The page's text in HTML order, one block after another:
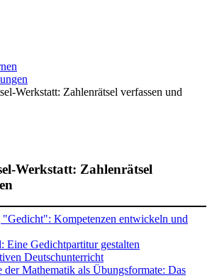
Werkstatt: Zahlenrätsel verfassen und
Werkstatt: Zahlenrätsel